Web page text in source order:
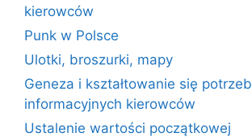
kierowców
Punk w Polsce
Ulotki, broszurki, mapy
Geneza i kształtowanie się potrzeb
informacyjnych kierowców
Ustalenie wartości początkowej